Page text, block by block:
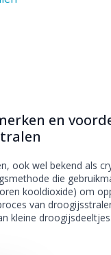
en
ook wel bekend als
die
kooldioxide) om
van
kleine